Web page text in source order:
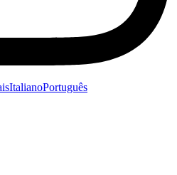
ItalianoPortuguês